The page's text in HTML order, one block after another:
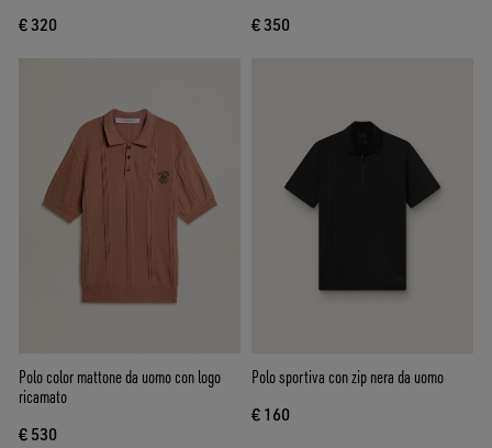
€ 320 € 350
Polo color mattone da uomo con logo
ricamato
€ 530
Polo sportiva con zip nera da uomo
€ 160